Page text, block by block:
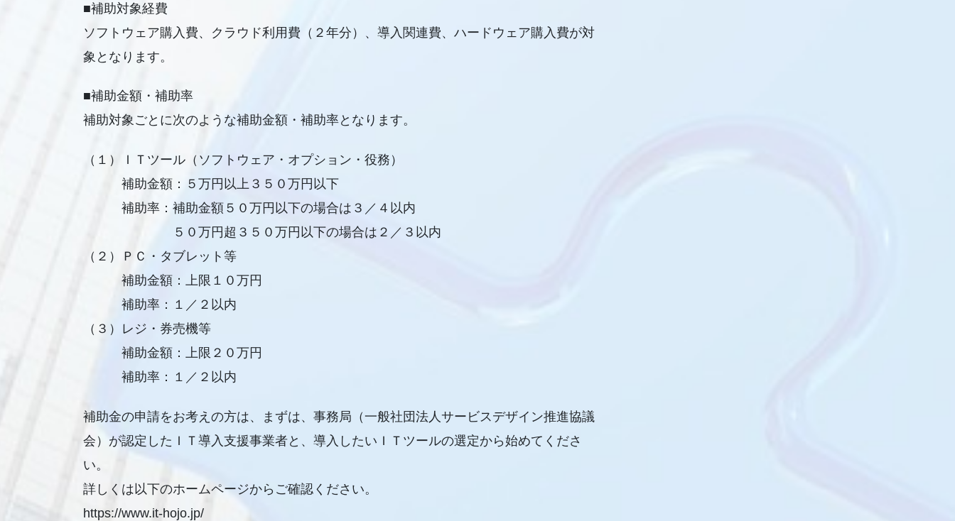
■補助対象経費
ソフトウェア購入費、クラウド利用費（２年分）、導入関連費、ハードウェア購入費が対
象となります。
■補助金額・補助率
補助対象ごとに次のような補助金額・補助率となります。
（１）ＩＴツール（ソフトウェア・オプション・役務）
補助金額：５万円以上３５０万円以下
補助率：補助金額５０万円以下の場合は３／４以内
５０万円超３５０万円以下の場合は２／３以内
（２）ＰＣ・タブレット等
補助金額：上限１０万円
補助率：１／２以内
（３）レジ・券売機等
補助金額：上限２０万円
補助率：１／２以内
補助金の申請をお考えの方は、まずは、事務局（一般社団法人サービスデザイン推進協議
会）が認定したＩＴ導入支援事業者と、導入したいＩＴツールの選定から始めてくださ
い。
詳しくは以下のホームページからご確認ください。
https://www.it-hojo.jp/